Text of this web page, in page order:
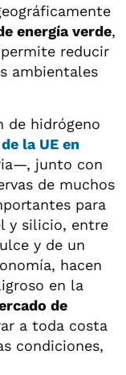
energía verde,
reducir
ambientales
de hidrógeno
la UE en
junto con
de muchos
para
y silicio, entre
y de un
hacen
en la
de
a toda costa
condiciones,